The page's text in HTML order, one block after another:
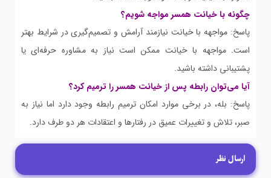
چگونه با خیانت همسر مواجه شویم؟
پاسخ: مواجهه با خیانت نیازمند آرامش و تصمیم‌گیری در شرایط بهتر
است. مواجهه با خیانت ممکن است نیاز به مشاوره حرفه‌ای یا
پشتیبانی داشته باشید.
آیا می‌توان رابطه پس از خیانت همسر را ترمیم کرد؟
پاسخ: بله، در برخی موارد امکان ترمیم رابطه وجود دارد اما نیاز به
صبر، تلاش و تغییرات عمیق در رفتارها و اعتقادات هر دو طرف دارد.
ارسال نظر